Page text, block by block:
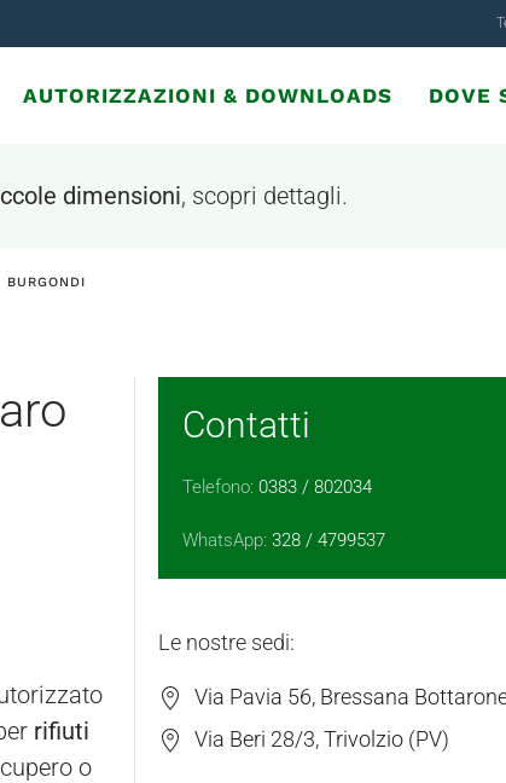
AUTORIZZAZIONI & DOWNLOADS DOVE
dimensioni, scopri dettagli.
rifiuti
o
Contatti
Telefono:0383 / 802034
WhatsApp: 328 / 4799537
Le nostre sedi:
Via Pavia 56, Bressana
Via Beri 28/3, Trivolzio (PV)